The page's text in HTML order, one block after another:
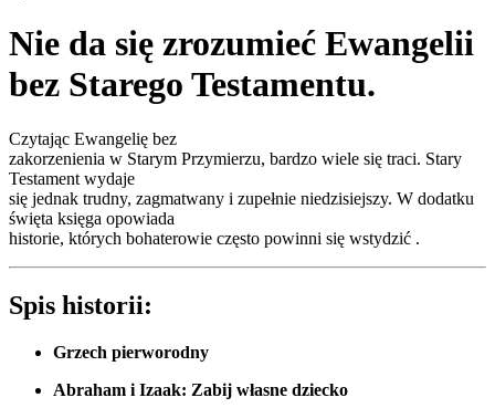
Nie da się zrozumieć Ewangelii
bez Starego Testamentu.
Czytając Ewangelię bez
zakorzenienia w Starym Przymierzu, bardzo wiele się traci. Stary
Testament wydaje
się jednak trudny, zagmatwany i zupełnie niedzisiejszy. W dodatku
święta księga opowiada
historie, których bohaterowie często powinni się wstydzić .
Spis historii:
Grzech pierworodny
Abraham i Izaak: Zabij własne dziecko